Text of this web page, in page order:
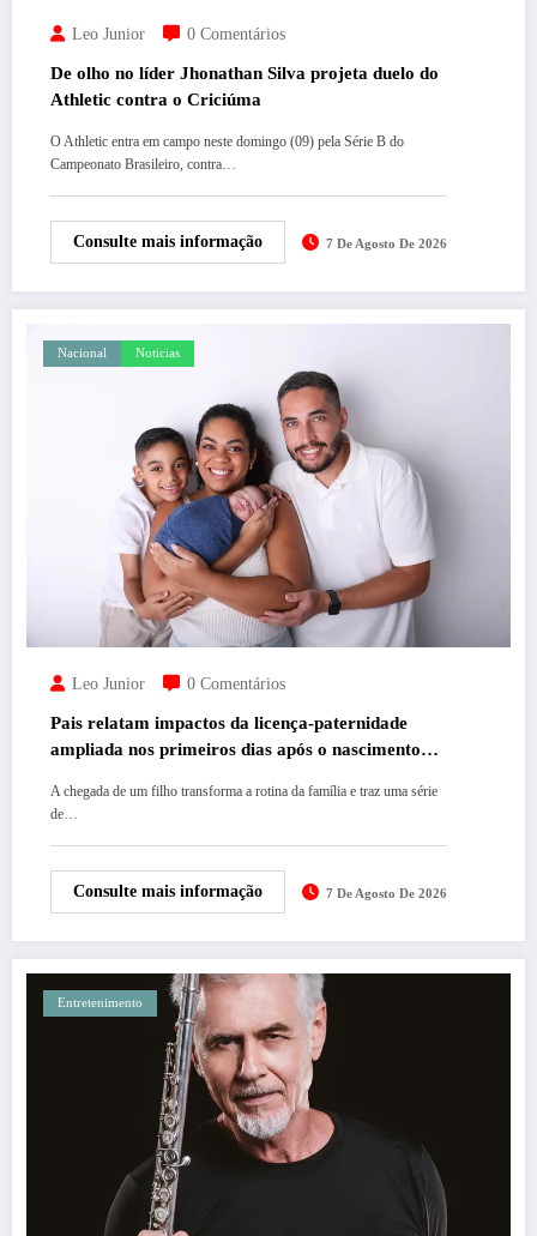
Leo Junior 0 Comentários
De olho no líder Jhonathan Silva projeta duelo do
Athletic contra o Criciúma
O Athletic entra em campo neste domingo (09) pela Série B do
Campeonato Brasileiro, contra…
Consulte mais informação 7 De Agosto De 2026
Nacional Noticias
Leo Junior 0 Comentários
Pais relatam impactos da licença-paternidade
ampliada nos primeiros dias após o nascimento
A chegada de um filho transforma a rotina da família e traz uma série
de…
Consulte mais informação 7 De Agosto De 2026
Entretenimento